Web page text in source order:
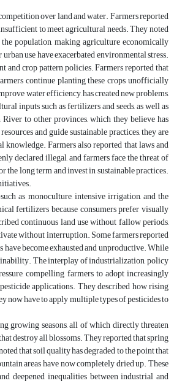
over land and water. Farmers reported
to meet agricultural needs. They noted
population, making agriculture economically
use have exacerbated environmental stress.
and crop pattern policies. Farmers reported that
continue planting these crops unofficially
water efficiency, has created new problems,
inputs such as fertilizers and seeds, as well as
to other provinces, which they believe has
and guide sustainable practices, they are
Farmers also reported that laws and
declared illegal, and farmers face the threat of
long term and invest in sustainable practices.
as monoculture, intensive irrigation, and the
fertilizers because consumers prefer visually
continuous land use without fallow periods,
without interruption. Some farmers reported
become exhausted and unproductive. While
The interplay of industrialization, policy
compelling farmers to adopt increasingly
applications. They described how rising
now have to apply multiple types of pesticides to
growing seasons, all of which directly threaten
destroy all blossoms. They reported that spring
that soil quality has degraded to the point that
areas have now completely dried up. These
deepened inequalities between industrial and